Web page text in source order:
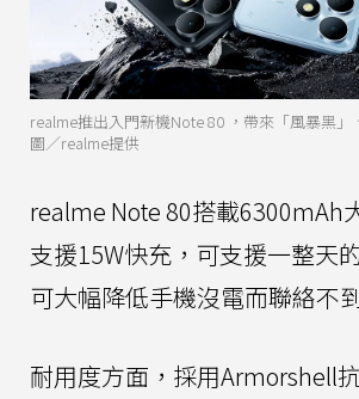
realme推出入門新機Note 80 ，帶來「風暴黑」
圖／realme提供
realme Note 80搭載6300mAh
支援15W快充，可支援一整天
可大幅降低手機沒電而聯絡不
耐用度方面，採用Armorshell